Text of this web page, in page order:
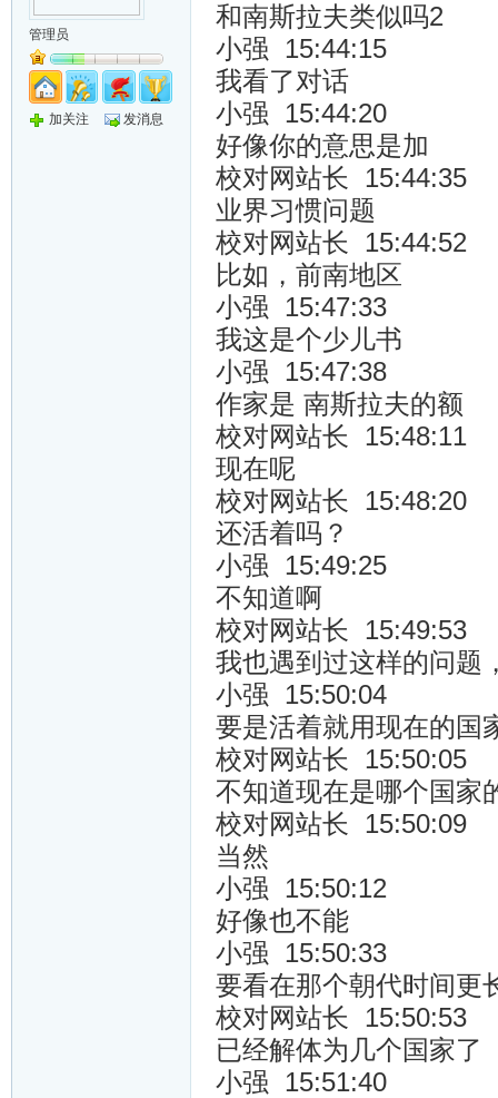
管理员
加关注 发消息
和南斯拉夫类似吗2
小强 15:44:15
我看了对话
小强 15:44:20
好像你的意思是加
校对网站长 15:44:35
业界习惯问题
校对网站长 15:44:52
比如，前南地区
小强 15:47:33
我这是个少儿书
小强 15:47:38
作家是 南斯拉夫的额
校对网站长 15:48:11
现在呢
校对网站长 15:48:20
还活着吗？
小强 15:49:25
不知道啊
校对网站长 15:49:53
我也遇到过这样的问题
小强 15:50:04
要是活着就用现在的国
校对网站长 15:50:05
不知道现在是哪个国家
校对网站长 15:50:09
当然
小强 15:50:12
好像也不能
小强 15:50:33
要看在那个朝代时间更
校对网站长 15:50:53
已经解体为几个国家了
小强 15:51:40